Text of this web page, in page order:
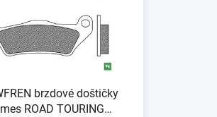
brzdové doštičky
ROAD TOURING